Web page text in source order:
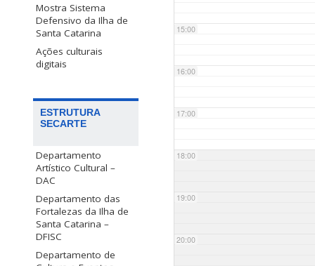
Mostra Sistema
Defensivo da Ilha de
Santa Catarina
Ações culturais
digitais
ESTRUTURA
SECARTE
Departamento
Artístico Cultural –
DAC
Departamento das
Fortalezas da Ilha de
Santa Catarina –
DFISC
Departamento de
15:00
16:00
17:00
18:00
19:00
20:00